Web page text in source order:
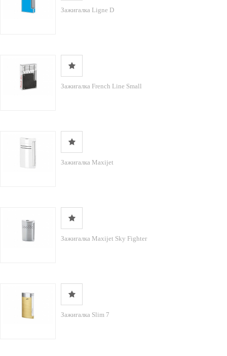
Зажигалка Ligne D
Зажигалка French Line Small
Зажигалка Maxijet
Зажигалка Maxijet Sky Fighter
Зажигалка Slim 7